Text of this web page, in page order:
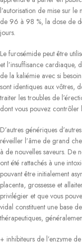
l’autorisation de mise sur
de 96 à 98 %, la dose de
jours.
Le furosémide peut être
et l’insuffisance cardiaque,
de la kaliémie avec si
sont identiques aux vôtres,
traiter les troubles de
dont vous pouvez contrôler
D’autres génériques
réveiller l’âme de grand
à de nouvelles saveurs. De
ont été rattachés à une
pouvant être initialement
placenta, grossesse et
privilégier et que vous
vidal constituent une base
thérapeutiques,
+ inhibiteurs de l’enzyme